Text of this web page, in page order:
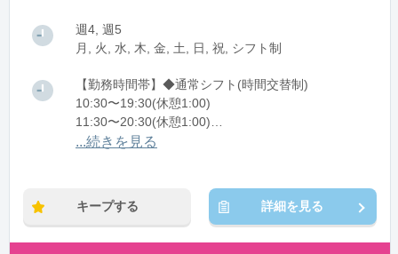
週4, 週5
月, 火, 水, 木, 金, 土, 日, 祝, シフト制
【勤務時間帯】◆通常シフト(時間交替制)
10:30〜19:30(休憩1:00)
11:30〜20:30(休憩1:00)
12:30〜21:30(休憩1:00)
...続きを見る
キープする 詳細を見る